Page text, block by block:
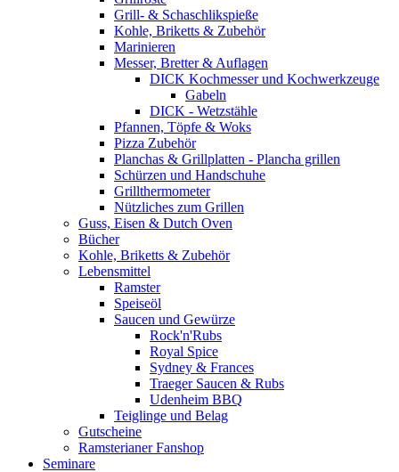
Grill- & Schaschlikspieße
Kohle, Briketts & Zubehör
Marinieren
Messer, Bretter & Auflagen
DICK Kochmesser und Kochwerkzeuge
Gabeln
DICK - Wetzstähle
Pfannen, Töpfe & Woks
Pizza Zubehör
Planchas & Grillplatten - Plancha grillen
Schürzen und Handschuhe
Grillthermometer
Nützliches zum Grillen
Guss, Eisen & Dutch Oven
Bücher
Kohle, Briketts & Zubehör
Lebensmittel
Ramster
Speiseöl
Saucen und Gewürze
Rock'n'Rubs
Royal Spice
Sydney & Frances
Traeger Saucen & Rubs
Udenheim BBQ
Teiglinge und Belag
Gutscheine
Ramsterianer Fanshop
Seminare